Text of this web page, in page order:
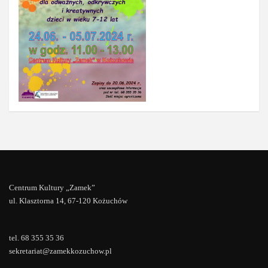
Centrum Kultury „Zamek”
ul. Klasztorna 14, 67-120 Kożuchów
tel. 68 355 35 36
sekretariat@zamekkozuchow.pl